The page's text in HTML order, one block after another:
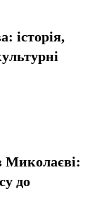
історія,
Миколаєві:
до